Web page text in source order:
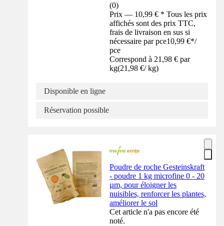
(0)
Prix — 10,99 € * Tous les prix
affichés sont des prix TTC,
frais de livraison en sus si
nécessaire par pce10,99 €*/
pce
Correspond à 21,98 € par
kg(21,98 €/ kg)
Disponible en ligne
Réservation possible
Poudre de roche Gesteinskraft
- poudre 1 kg microfine 0 - 20
µm, pour éloigner les
nuisibles, renforcer les plantes,
améliorer le sol
Cet article n'a pas encore été
noté.